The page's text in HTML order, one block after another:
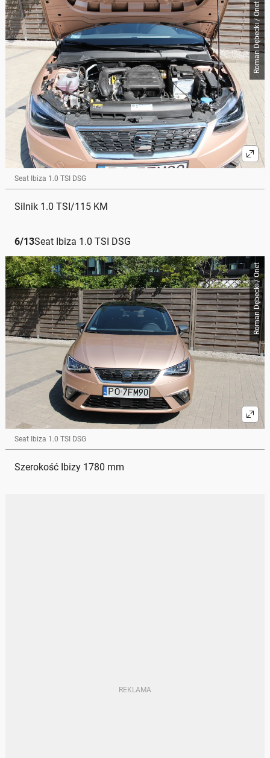
Roman Dębecki / Onet
Seat Ibiza 1.0 TSI DSG
Silnik 1.0 TSI/115 KM
6/13Seat Ibiza 1.0 TSI DSG
Roman Dębecki / Onet
Seat Ibiza 1.0 TSI DSG
Szerokość Ibizy 1780 mm